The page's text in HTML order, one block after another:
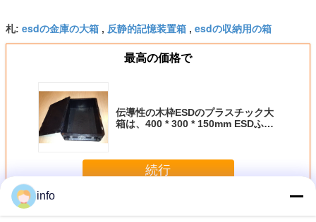
札: esdの金庫の大箱 , 反静的記憶装置箱 , esdの収納用の箱
最高の価格で
伝導性の木枠ESDのプラスチック大
箱は、400 * 300 * 150mm ESDふた
続行
多くESD の収納箱
info